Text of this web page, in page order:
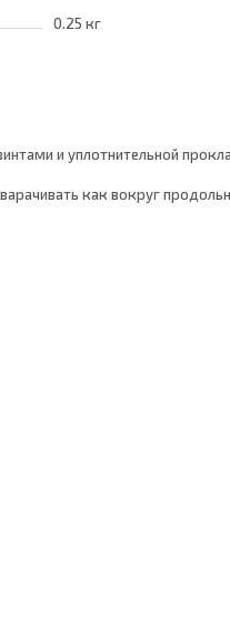
0.25 кг
и уплотнительной
как вокруг